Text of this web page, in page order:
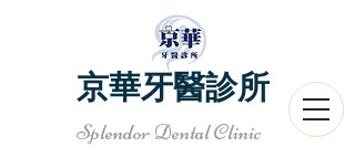
京華牙醫診所
Splendor Dental Clinic